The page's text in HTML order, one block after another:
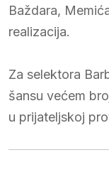
Baždara,
realizacija.
Za selektora
šansu većem
u prijateljskoj